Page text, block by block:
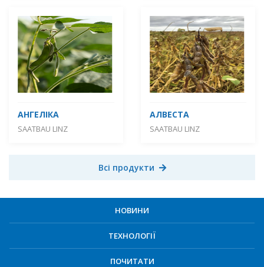
АНГЕЛІКА
SAATBAU LINZ
АЛВЕСТА
SAATBAU LINZ
Всі продукти
НОВИНИ
ТЕХНОЛОГІЇ
ПОЧИТАТИ